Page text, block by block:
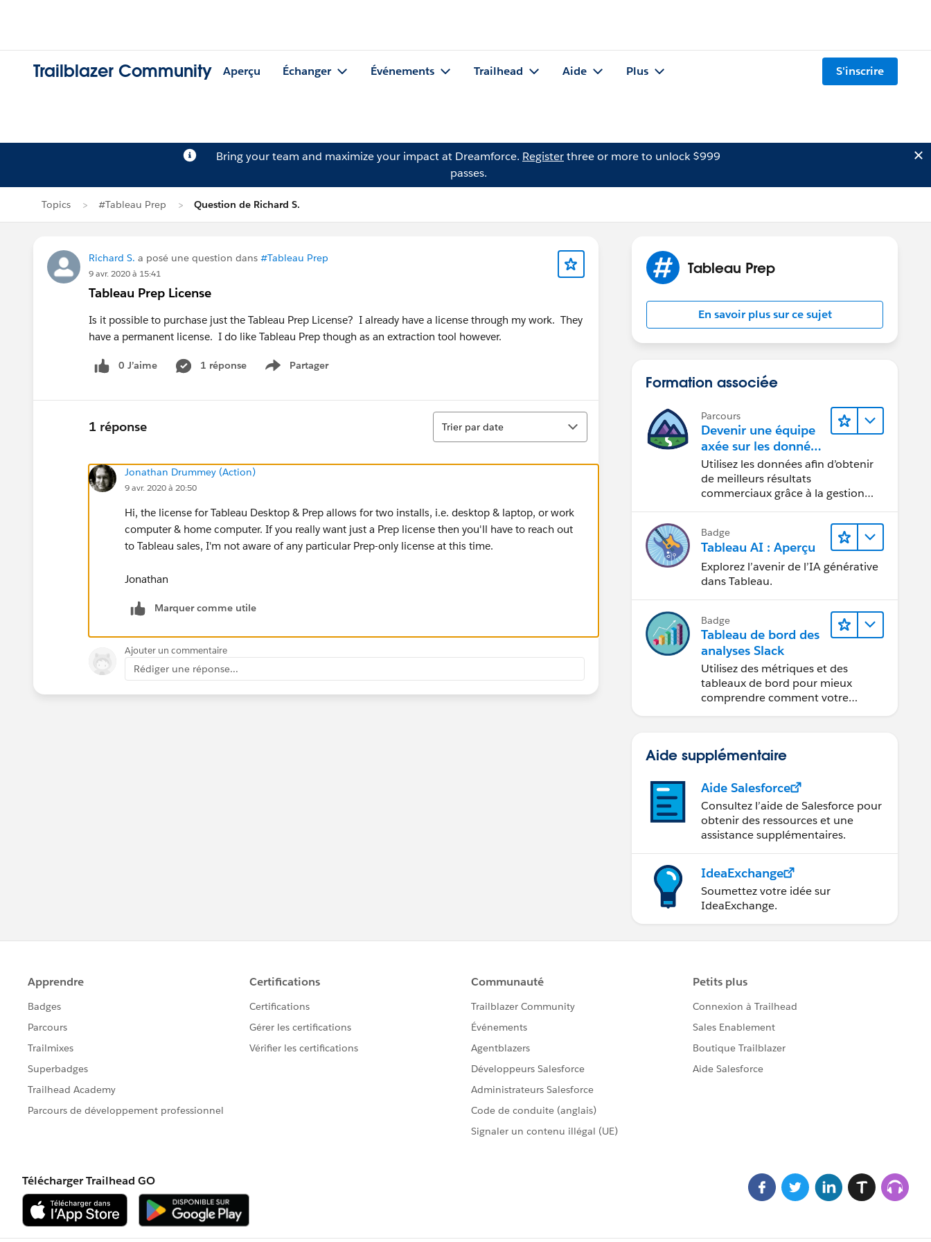
Trailblazer Community Aperçu Échanger Événements Trailhead Aide Plus S'inscrire
Bring your team and maximize your impact at Dreamforce. Registerthree or more to unlock $999
passes.
Topics #Tableau Prep Question de Richard S.
Richard S. a posé une question dans #Tableau Prep
9 avr. 2020 à 15:41
Tableau Prep License
Is it possible to purchase just the Tableau Prep License? I already have a license through my work. They
have a permanent license. I do like Tableau Prep though as an extraction tool however.
0 J’aime 1 réponse Partager
Show menu
1 réponse
Tri
Trier par date
Jonathan Drummey (Action)
9 avr. 2020 à 20:50
Hi, the license for Tableau Desktop & Prep allows for two installs, i.e. desktop & laptop, or work
computer & home computer. If you really want just a Prep license then you'll have to reach out
to Tableau sales, I'm not aware of any particular Prep-only license at this time.
Jonathan
Marquer comme utile
Ajouter un commentaire
Rédiger une réponse...
Tableau Prep
En savoir plus sur ce sujet
Formation associée
Parcours
Devenir une équipe
axée sur les données
grâce à Tableau
Utilisez les données afin d’obtenir
de meilleurs résultats
commerciaux grâce à la gestion
données, aux outils de visualisation
des données, aux récits fondés sur
les données et à la collaboration.
Badge
Tableau AI : Aperçu
Explorez l’avenir de l’IA générative
dans Tableau.
Badge
Tableau de bord des
analyses Slack
Utilisez des métriques et des
tableaux de bord pour mieux
comprendre comment votre
Aide supplémentaire
Aide Salesforce
Consultez l’aide de Salesforce pour
obtenir des ressources et une
assistance supplémentaires.
IdeaExchange
Soumettez votre idée sur
IdeaExchange.